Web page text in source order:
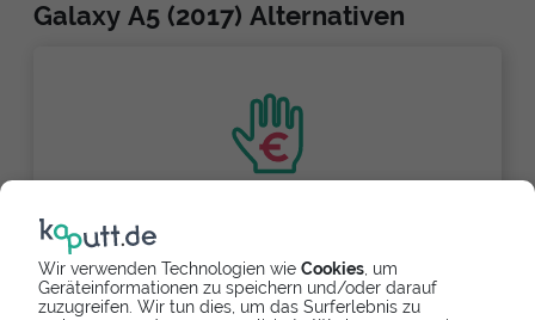
Wir verwenden Technologien wie Cookies , um
Geräteinformationen zu speichern und/oder darauf
zuzugreifen. Wir tun dies, um das Surferlebnis zu
Galaxy A5 (2017) Alternativen